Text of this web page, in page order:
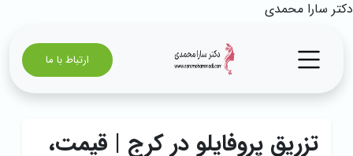
دکتر سارا محمدی
ارتباط با ما
تزریق پروفایلو در کرج | قیمت،